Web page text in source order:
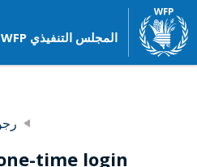
المجلس التنفيذي WFP
time login